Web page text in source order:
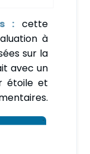
: cette
à
sur la
avec un
étoile et